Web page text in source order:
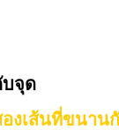
บจุด
องเส้นที่ขนาน